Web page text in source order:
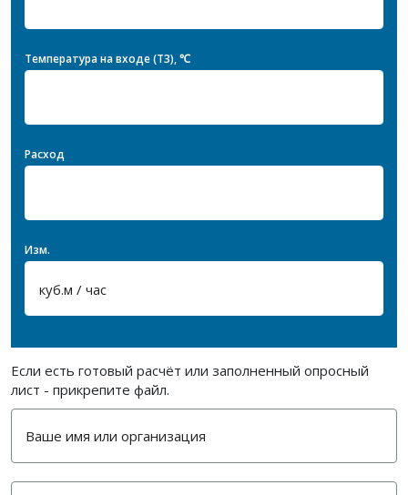
Температура на входе (T3), ℃
Расход
Изм.
Если есть готовый расчёт или заполненный опросный
лист - прикрепите файл.